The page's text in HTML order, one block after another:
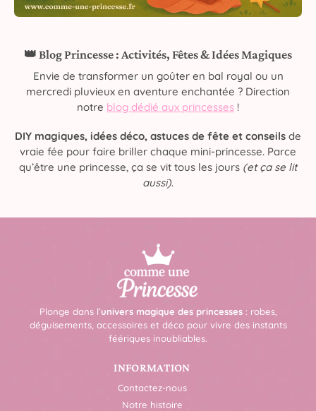
👑 Blog Princesse : Activités, Fêtes & Idées Magiques
Envie de transformer un goûter en bal royal ou un
mercredi pluvieux en aventure enchantée ? Direction
notre blog dédié aux princesses !
DIY magiques, idées déco, astuces de fête et conseils de
vraie fée pour faire briller chaque mini-princesse. Parce
qu’être une princesse, ça se vit tous les jours (et ça se lit
aussi).
Plonge dans l’univers magique des princesses: robes,
déguisements, accessoires et déco pour vivre des instants
féériques inoubliables.
INFORMATION
Contactez-nous
Notre histoire